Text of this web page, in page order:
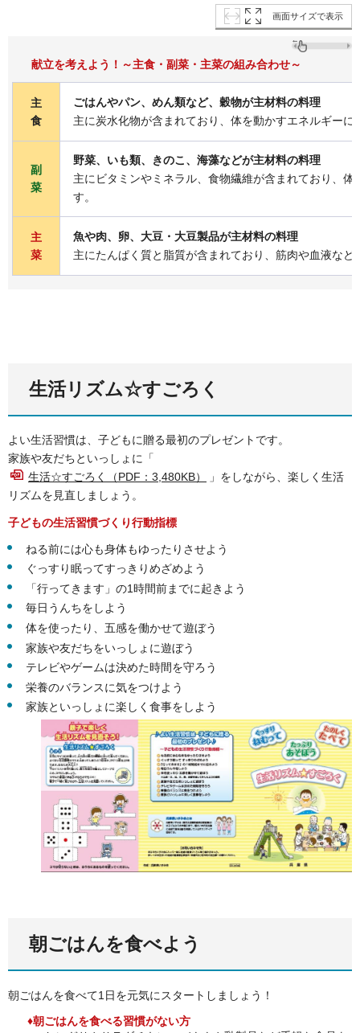
画面サイズで表示
献立を考えよう！～主食・副菜・主菜の組み合わせ～
主
食
ごはんやパン、めん類など、穀物が主材料の料理
主に炭水化物が含まれており、体を動かすエネルギーに
副
菜
野菜、いも類、きのこ、海藻などが主材料の料理
主にビタミンやミネラル、食物繊維が含まれており、
す。
主
菜
魚や肉、卵、大豆・大豆製品が主材料の料理
主にたんぱく質と脂質が含まれており、筋肉や血液な
生活リズム☆すごろく
よい生活習慣は、子どもに贈る最初のプレゼントです。
家族や友だちといっしょに「
生活☆すごろく（PDF：3,480KB）
」をしながら、楽しく生活
リズムを見直しましょう。
子どもの生活習慣づくり行動指標
ねる前には心も身体もゆったりさせよう
ぐっすり眠ってすっきりめざめよう
「行ってきます」の1時間前までに起きよう
毎日うんちをしよう
体を使ったり、五感を働かせて遊ぼう
家族や友だちをいっしょに遊ぼう
テレビやゲームは決めた時間を守ろう
栄養のバランスに気をつけよう
家族といっしょに楽しく食事をしよう
朝ごはんを食べよう
朝ごはんを食べて1日を元気にスタートしましょう！
♦朝ごはんを食べる習慣がない方